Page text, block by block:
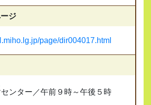
ジ
page/dir004017.html
センター／午前９時～午後５時